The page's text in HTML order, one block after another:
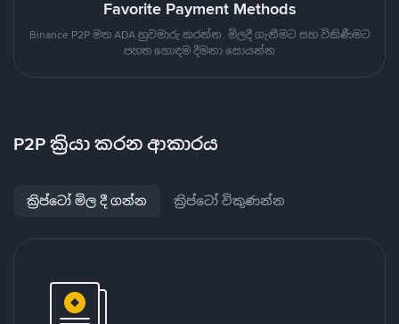
Favorite Payment Methods
Binance P2P මත ADA හුවමාරු කරන්න. මිලදී ගැනීමට සහ විකිණීමට
පහත හොඳම දීමනා සොයන්න
P2P ක්‍රියා කරන ආකාරය
ක්‍රිප්ටෝ මිල දී ගන්න ක්‍රිප්ටෝ විකුණන්න